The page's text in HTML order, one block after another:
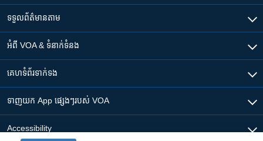
ទទួល​ព័ត៌មាន​តាម
អំពី​ VOA & ទំនាក់ទំនង
គេហទំព័រ​​ទាក់ទង
ទាញយក​ App ផ្សេងៗ​របស់​ VOA
Accessibility